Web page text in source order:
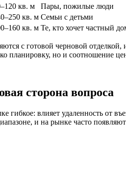
кв. м
Пары, пожилые люди
кв. м Семьи с детьми
кв. м Те, кто хочет частный
с готовой черновой
планировку, но и соотношение
сторона вопроса
гибкое: влияет удаленность от
и на рынке часто